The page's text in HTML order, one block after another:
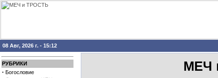
08 Авг, 2026 г. - 15:12
РУБРИКИ
· Богословие МЕЧ